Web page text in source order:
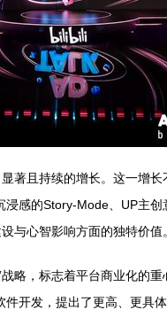
著且持续的增长。这一增
感的Story-Mode、UP主
与心智影响方面的独特价值。
略，标志着平台商业化的
开发，提出了更高、更具体